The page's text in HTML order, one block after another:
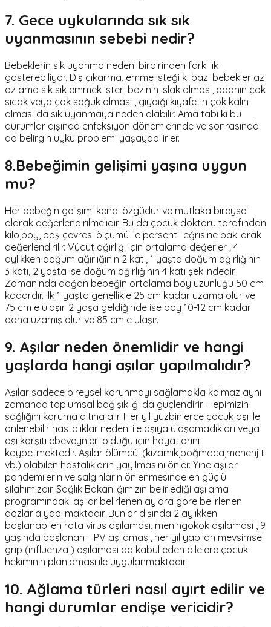
7. Gece uykularında sık sık
uyanmasının sebebi nedir?
Bebeklerin sık uyanma nedeni birbirinden farklılık
gösterebiliyor. Diş çıkarma, emme isteği ki bazı bebekler az
az ama sık sık emmek ister, bezinin ıslak olması, odanın çok
sıcak veya çok soğuk olması , giydiği kıyafetin çok kalın
olması da sık uyanmaya neden olabilir. Ama tabi ki bu
durumlar dışında enfeksiyon dönemlerinde ve sonrasında
da belirgin uyku problemi yaşayabilirler.
8.Bebeğimin gelişimi yaşına uygun
mu?
Her bebeğin gelişimi kendi özgüdür ve mutlaka bireysel
olarak değerlendirilmelidir. Bu da çocuk doktoru tarafından
kilo,boy, baş çevresi ölçümü ile persentil eğrisine bakılarak
değerlendirilir. Vücut ağırlığı için ortalama değerler ; 4
aylıkken doğum ağırlığının 2 katı, 1 yaşta doğum ağırlığının
3 katı, 2 yaşta ise doğum ağırlığının 4 katı şeklindedir.
Zamanında doğan bebeğin ortalama boy uzunluğu 50 cm
kadardır. ilk 1 yaşta genellikle 25 cm kadar uzama olur ve
75 cm e ulaşır. 2 yaşa geldiğinde ise boy 10-12 cm kadar
daha uzamış olur ve 85 cm e ulaşır.
9. Aşılar neden önemlidir ve hangi
yaşlarda hangi aşılar yapılmalıdır?
Aşılar sadece bireysel korunmayı sağlamakla kalmaz aynı
zamanda toplumsal bağışıklığı da güçlendirir. Hepimizin
sağlığını koruma altına alır. Her yıl yüzbinlerce çocuk aşı ile
önlenebilir hastalıklar nedeni ile aşıya ulaşamadıkları veya
aşı karşıtı ebeveynleri olduğu için hayatlarını
kaybetmektedir. Aşılar ölümcül (kızamık,boğmaca,menenjit
vb.) olabilen hastalıkların yayılmasını önler. Yine aşılar
pandemilerin ve salgınların önlenmesinde en güçlü
silahımızdır. Sağlık Bakanlığımızın belirlediği aşılama
programındaki aşılar belirlenen aylara göre belirlenen
dozlarla yapılmaktadır. Bunlar dışında 2 aylıkken
başlanabilen rota virüs aşılaması, meningokok aşılaması , 9
yaşında başlanan HPV aşılaması, her yıl yapılan mevsimsel
grip (influenza ) aşılaması da kabul eden ailelere çocuk
hekiminin planlaması ile uygulanmaktadır.
10. Ağlama türleri nasıl ayırt edilir ve
hangi durumlar endişe vericidir?